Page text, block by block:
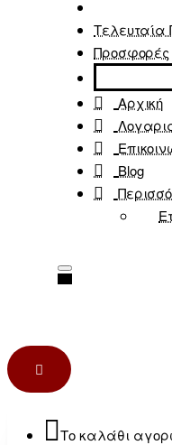
Τελευταία
Προσφορές
Αρχική
Blog
Το καλάθι